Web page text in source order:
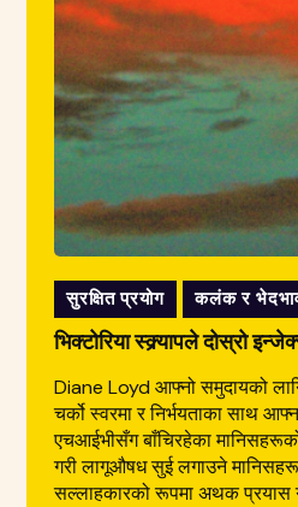
सुरक्षित प्रयोग कलंक र
भिक्टोरिया स्क्र्यापले दोस्रो
Diane Loyd आफ्नो समुदायको
चर्को स्वरमा र निर्भयताका साथ
एचआईभीसँग बाँचिरहेका
गरी लागूऔषध सुई लगाउने
सल्लाहकारको रूपमा अथक प्रयास